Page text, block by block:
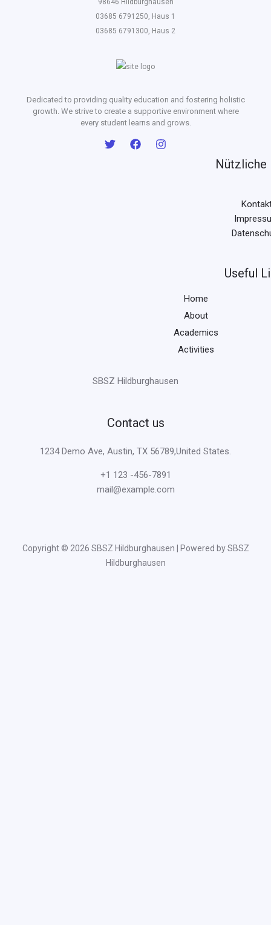
98646 Hildburghausen
03685 6791250, Haus 1
03685 6791300, Haus 2
Dedicated to providing quality education and fostering holistic
growth. We strive to create a supportive environment where
every student learns and grows.
Nützliche
Useful
Home
About
Academics
Activities
SBSZ Hildburghausen
Contact us
1234 Demo Ave, Austin, TX 56789,United States.
+1 123 -456-7891
mail@example.com
Copyright © 2026 SBSZ Hildburghausen | Powered by SBSZ
Hildburghausen